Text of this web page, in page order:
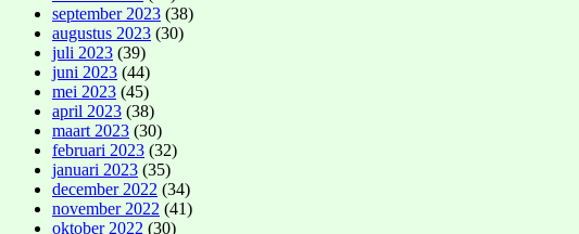
september 2023 (38)
augustus 2023 (30)
juli 2023 (39)
juni 2023 (44)
mei 2023 (45)
april 2023 (38)
maart 2023 (30)
februari 2023 (32)
januari 2023 (35)
december 2022 (34)
november 2022 (41)
oktober 2022 (30)